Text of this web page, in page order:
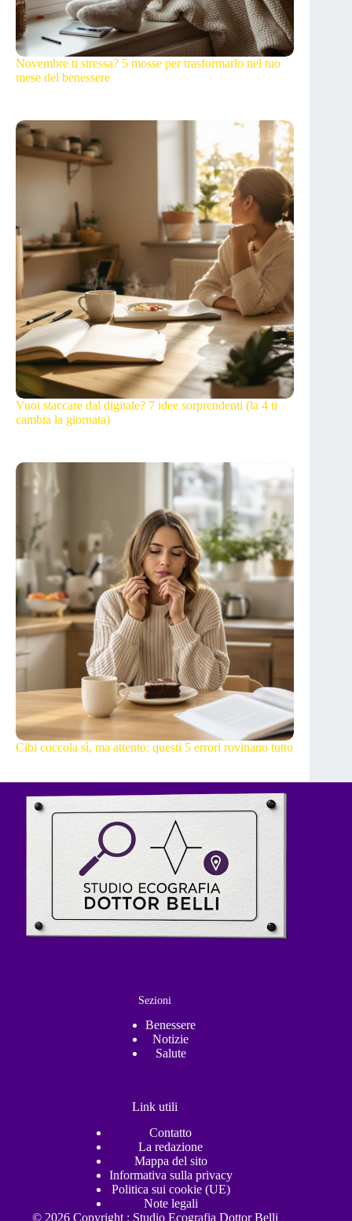
Novembre ti stressa? 5 mosse per trasformarlo nel tuo
mese del benessere
Vuoi staccare dal digitale? 7 idee sorprendenti (la 4 ti
cambia la giornata)
Cibi coccola sì, ma attento: questi 5 errori rovinano tutto
Sezioni
Benessere
Notizie
Salute
Link utili
Contatto
La redazione
Mappa del sito
Informativa sulla privacy
Politica sui cookie (UE)
Note legali
© 2026 Copyright : Studio Ecografia Dottor Belli